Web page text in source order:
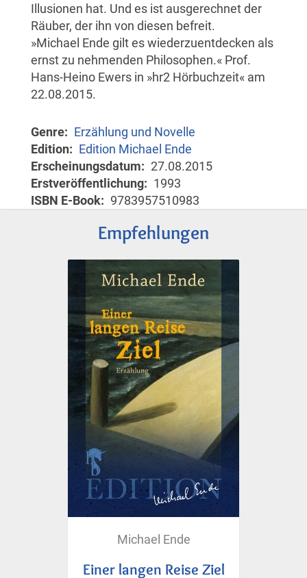
Illusionen hat. Und es ist ausgerechnet der
Räuber, der ihn von diesen befreit.
»Michael Ende gilt es wiederzuentdecken als
ernst zu nehmenden Philosophen.« Prof.
Hans-Heino Ewers in »hr2 Hörbuchzeit« am
22.08.2015.
Genre
Erzählung und Novelle
Edition
Edition Michael Ende
Erscheinungsdatum
27.08.2015
Erstveröffentlichung
1993
ISBN E-Book
9783957510983
Empfehlungen
Michael Ende
Einer langen Reise Ziel